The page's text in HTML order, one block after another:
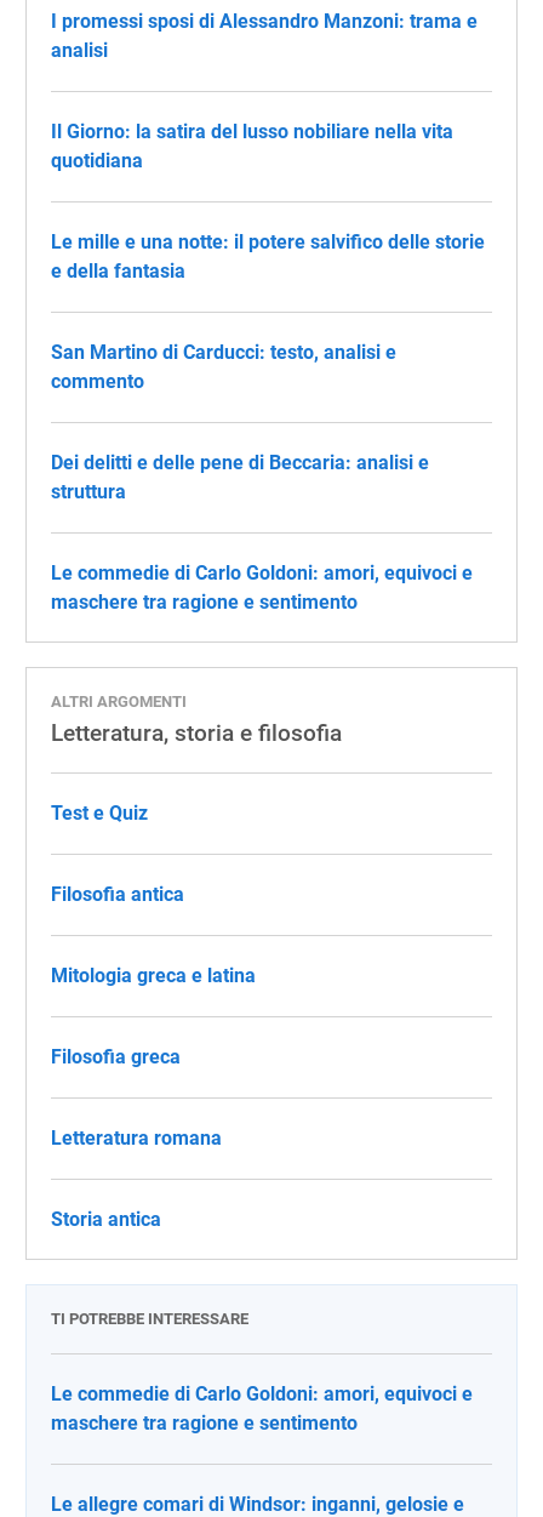
I promessi sposi di Alessandro Manzoni: trama e
analisi
Il Giorno: la satira del lusso nobiliare nella vita
quotidiana
Le mille e una notte: il potere salvifico delle storie
e della fantasia
San Martino di Carducci: testo, analisi e
commento
Dei delitti e delle pene di Beccaria: analisi e
struttura
Le commedie di Carlo Goldoni: amori, equivoci e
maschere tra ragione e sentimento
ALTRI ARGOMENTI
Letteratura, storia e filosofia
Test e Quiz
Filosofia antica
Mitologia greca e latina
Filosofia greca
Letteratura romana
Storia antica
TI POTREBBE INTERESSARE
Le commedie di Carlo Goldoni: amori, equivoci e
maschere tra ragione e sentimento
Le allegre comari di Windsor: inganni, gelosie e